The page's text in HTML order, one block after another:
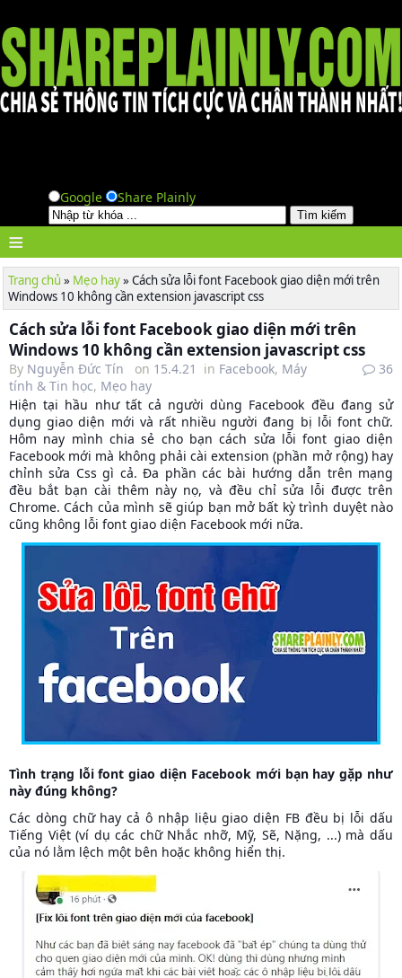
Google Share Plainly
≡
Trang chủ » Mẹo hay» Cách sửa lỗi font Facebook giao diện mới trên
Windows 10 không cần extension javascript css
Cách sửa lỗi font Facebook giao diện mới trên
Windows 10 không cần extension javascript css
By Nguyễn Đức Tín on 15.4.21 in Facebook, Máy
tính & Tin học, Mẹo hay
36
Hiện tại hầu như tất cả người dùng Facebook đều đang sử
dụng giao diện mới và rất nhiều người đang bị lỗi font chữ.
Hôm nay mình chia sẻ cho bạn cách sửa lỗi font giao diện
Facebook mới mà không phải cài extension (phần mở rộng) hay
chỉnh sửa Css gì cả. Đa phần các bài hướng dẫn trên mạng
đều bắt bạn cài thêm này nọ, và đều chỉ sửa lỗi được trên
Chrome. Cách của mình sẽ giúp bạn mở bất kỳ trình duyệt nào
cũng không lỗi font giao diện Facebook mới nữa.
Tình trạng lỗi font giao diện Facebook mới bạn hay gặp như
này đúng không?
Các dòng chữ hay cả ô nhập liệu giao diện FB đều bị lỗi dấu
Tiếng Việt (ví dụ các chữ Nhắc nhỡ, Mỹ, Sẽ, Nặng, ...) mà dấu
của nó lằm lệch một bên hoặc không hiển thị.